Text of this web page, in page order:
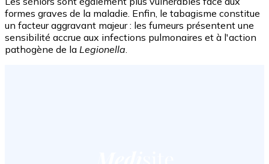
formes graves de la maladie. Enfin, le tabagisme constitue
un facteur aggravant majeur : les fumeurs présentent une
sensibilité accrue aux infections pulmonaires et à l'action
pathogène de la Legionella